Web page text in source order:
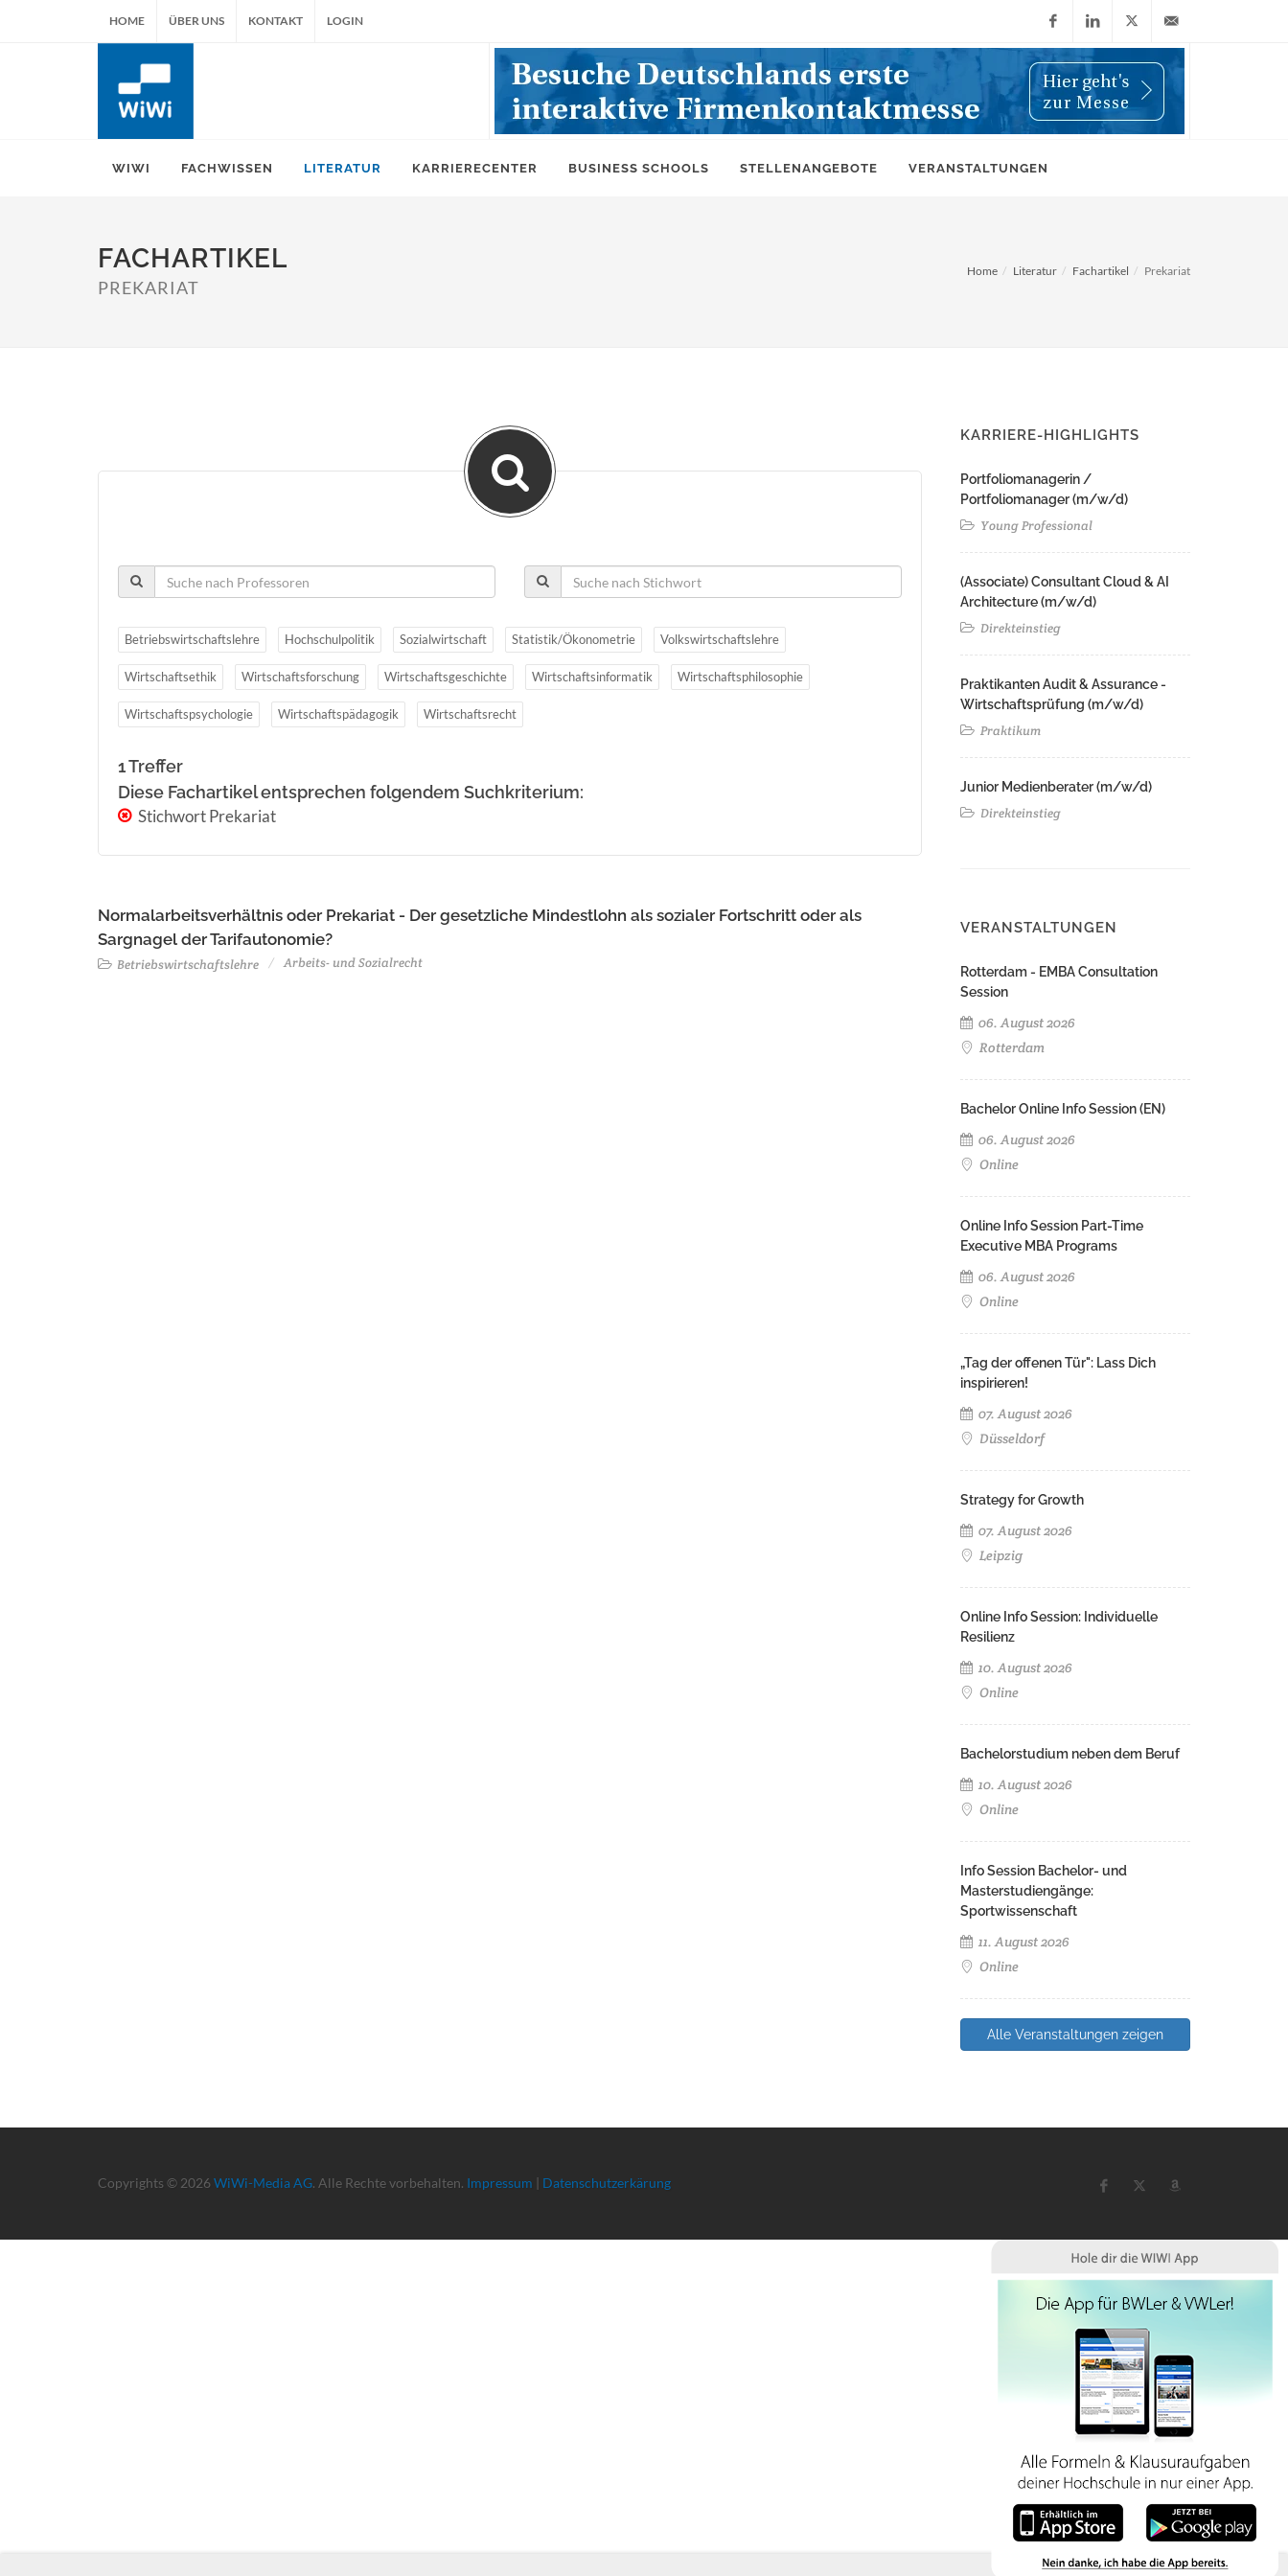
HOME ÜBER UNS KONTAKT LOGIN
FacebookLinkedIn
X
(Twitter)
info@wiwi-
WIWI FACHWISSEN LITERATUR KARRIERECENTER BUSINESS SCHOOLS STELLENANGEBOTE VERANSTALTUNGEN
FACHARTIKEL
PREKARIAT
Home Literatur Fachartikel Prekariat
Betriebswirtschaftslehre Hochschulpolitik Sozialwirtschaft Statistik/Ökonometrie Volkswirtschaftslehre
Wirtschaftsethik Wirtschaftsforschung Wirtschaftsgeschichte Wirtschaftsinformatik Wirtschaftsphilosophie
Wirtschaftspsychologie Wirtschaftspädagogik Wirtschaftsrecht
1 Treffer
Diese Fachartikel entsprechen folgendem Suchkriterium:
Stichwort Prekariat
Normalarbeitsverhältnis oder Prekariat - Der gesetzliche Mindestlohn als sozialer Fortschritt oder als
Sargnagel der Tarifautonomie?
Betriebswirtschaftslehre Arbeits- und Sozialrecht
KARRIERE-HIGHLIGHTS
Portfoliomanagerin /
Portfoliomanager (m/w/d)
Young Professional
(Associate) Consultant Cloud & AI
Architecture (m/w/d)​ ​
Direkteinstieg
Praktikanten Audit & Assurance -
Wirtschaftsprüfung (m/w/d)
Praktikum
Junior Medienberater (m/w/d)
Direkteinstieg
VERANSTALTUNGEN
Rotterdam - EMBA Consultation
Session
06. August 2026
Rotterdam
Bachelor Online Info Session (EN)
06. August 2026
Online
Online Info Session Part-Time
Executive MBA Programs
06. August 2026
Online
„Tag der offenen Tür": Lass Dich
inspirieren!
07. August 2026
Düsseldorf
Strategy for Growth
07. August 2026
Leipzig
Online Info Session: Individuelle
Resilienz
10. August 2026
Online
Bachelorstudium neben dem Beruf
10. August 2026
Online
Info Session Bachelor- und
Masterstudiengänge:
Sportwissenschaft
11. August 2026
Online
Alle Veranstaltungen zeigen
Copyrights © 2026 WiWi-Media AG. Alle Rechte vorbehalten. Impressum | Datenschutzerkärung